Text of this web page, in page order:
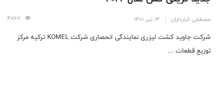
مصطفی انبارداران 14 تیر 1401
شرکت جاوید کشت لیزری نمایندگی انحصاری شرکت KOMEL ترکیه مرکز
توزیع قطعات ...